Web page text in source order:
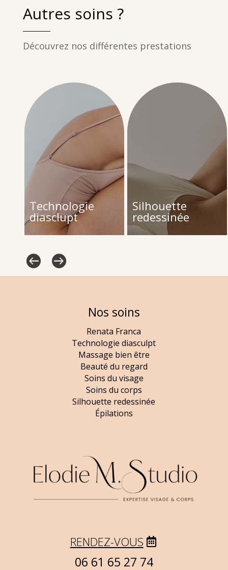
Autres soins ?
Découvrez nos différentes prestations
$
Technologie
diasclupt
Silhouette
redessinée
Nos soins
Renata Franca
Technologie diasculpt
Massage bien être
Beauté du regard
Soins du visage
Soins du corps
Silhouette redessinée
Épilations
RENDEZ-VOUS
06 61 65 27 74